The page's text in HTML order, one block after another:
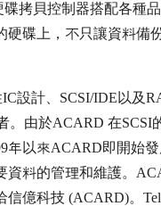
碟拷貝控制器搭配各種
碟上，不只讓資料備
設計、SCSI/IDE以及
。由於ACARD 在
年以來ACARD即開始
料的管理和維護。
億科技 (ACARD)。Tel: